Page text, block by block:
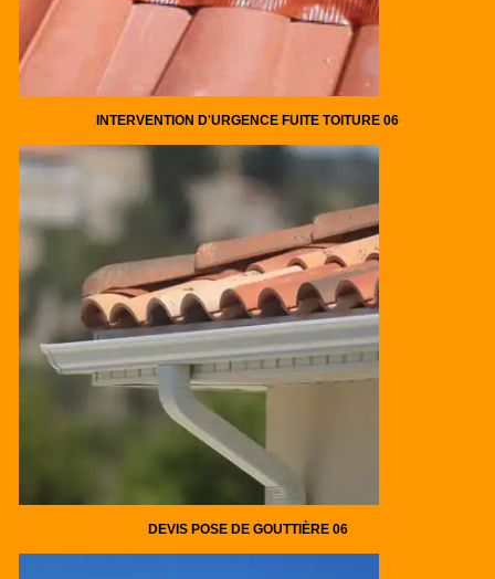
INTERVENTION D'URGENCE FUITE TOITURE 06
DEVIS POSE DE GOUTTIÈRE 06